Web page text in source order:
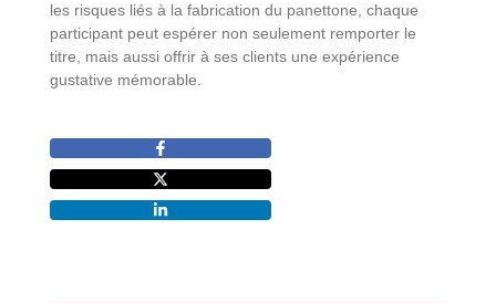
les risques liés à la fabrication du panettone, chaque
participant peut espérer non seulement remporter le
titre, mais aussi offrir à ses clients une expérience
gustative mémorable.